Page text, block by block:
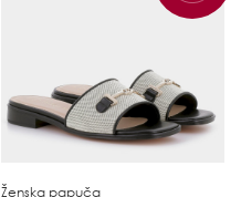
Ženska papuča